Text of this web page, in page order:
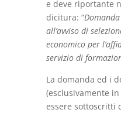
e deve riportante
dicitura: “
all’avviso di
economico per
servizio di
La domanda ed i
(esclusivamente
essere sottoscritti